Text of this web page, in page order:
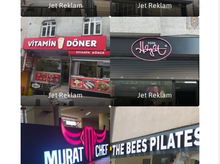
Jet Reklam Jet Reklam
Jet Reklam Jet Reklam